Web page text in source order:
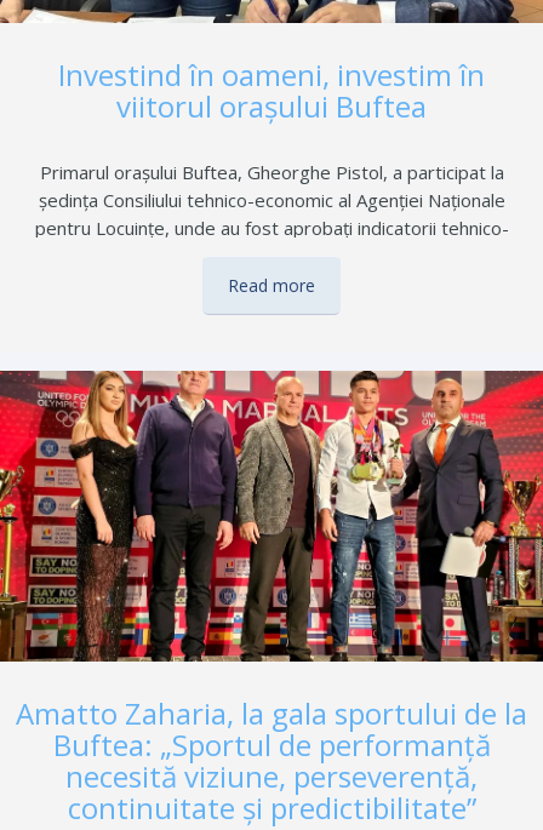
Investind în oameni, investim în
viitorul orașului Buftea
Primarul orașului Buftea, Gheorghe Pistol, a participat la
ședința Consiliului tehnico-economic al Agenției Naționale
pentru Locuințe, unde au fost aprobați indicatorii tehnico-
serviciu”, ce prevede construirea a încă 30 de unități locative
în Cartierul Studio. Investiția completează proiectul anterior,
din sănătate, educație și alte instituții publice. „Investind în
oameni, investim în viitorul orașului Buftea”, a subliniat primarul
Gheorghe Pistol, reafirmând sprijinul administrației locale
pentru cadrele medicale și didactice.
Read more
Amatto Zaharia, la gala sportului de la
Buftea: „Sportul de performanță
necesită viziune, perseverență,
continuitate și predictibilitate”